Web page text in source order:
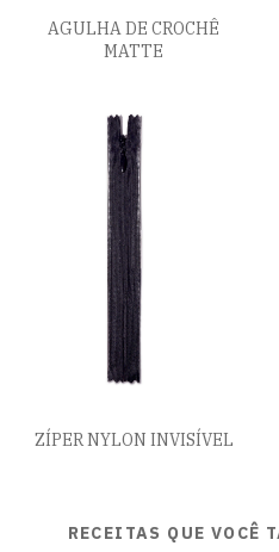
AGULHA DE CROCHÊ
MATTE
ZÍPER NYLON INVISÍVEL
RECEITAS QUE VOCÊ